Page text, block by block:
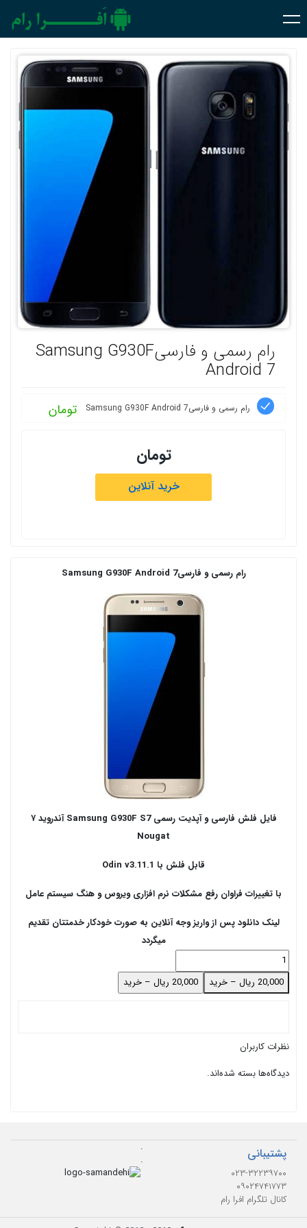
رام رسمی و فارسیSamsung G930F
Android 7
رام رسمی و فارسیSamsung G930F Android 7 تومان
تومان
خرید آنلاین
رام رسمی و فارسیSamsung G930F Android 7
فایل فلش فارسی و آپدیت رسمی Samsung G930F S7 آندروید ۷
Nougat
قابل فلش با Odin v3.11.1
با تغییرات فراوان رفع مشکلات نرم افزاری ویروس و هنگ سیستم عامل
لینک دانلود پس از واریز وجه آنلاین به صورت خودکار خدمتتان تقدیم
میگردد
20,000 ریال – خرید
نظرات کاربران
دیدگاه‌ها بسته شده‌اند.
پشتیبانی
۰۲۳-۳۲۲۳۹۷۰۰
۰۹۰۲۴۷۴۱۷۷۳
کانال تلگرام افرا رام
.
.